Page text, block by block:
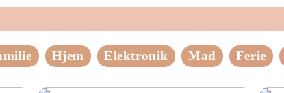
Hjem Elektronik Mad Ferie